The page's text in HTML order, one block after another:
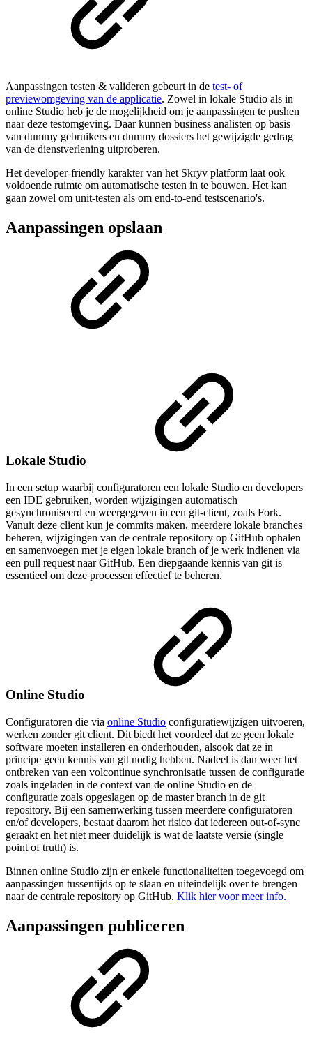
Aanpassingen testen & valideren gebeurt in de test- of
previewomgeving van de applicatie. Zowel in lokale Studio als in
online Studio heb je de mogelijkheid om je aanpassingen te pushen
naar deze testomgeving. Daar kunnen business analisten op basis
van dummy gebruikers en dummy dossiers het gewijzigde gedrag
van de dienstverlening uitproberen.
Het developer-friendly karakter van het Skryv platform laat ook
voldoende ruimte om automatische testen in te bouwen. Het kan
gaan zowel om unit-testen als om end-to-end testscenario's.
Aanpassingen opslaan
Lokale Studio
In een setup waarbij configuratoren een lokale Studio en developers
een IDE gebruiken, worden wijzigingen automatisch
gesynchroniseerd en weergegeven in een git-client, zoals Fork.
Vanuit deze client kun je commits maken, meerdere lokale branches
beheren, wijzigingen van de centrale repository op GitHub ophalen
en samenvoegen met je eigen lokale branch of je werk indienen via
een pull request naar GitHub. Een diepgaande kennis van git is
essentieel om deze processen effectief te beheren.
Online Studio
Configuratoren die via online Studio configuratiewijzigen uitvoeren,
werken zonder git client. Dit biedt het voordeel dat ze geen lokale
software moeten installeren en onderhouden, alsook dat ze in
principe geen kennis van git nodig hebben. Nadeel is dan weer het
ontbreken van een volcontinue synchronisatie tussen de configuratie
zoals ingeladen in de context van de online Studio en de
configuratie zoals opgeslagen op de master branch in de git
repository. Bij een samenwerking tussen meerdere configuratoren
en/of developers, bestaat daarom het risico dat iedereen out-of-sync
geraakt en het niet meer duidelijk is wat de laatste versie (single
point of truth) is.
Binnen online Studio zijn er enkele functionaliteiten toegevoegd om
aanpassingen tussentijds op te slaan en uiteindelijk over te brengen
naar de centrale repository op GitHub. Klik hier voor meer info.
Aanpassingen publiceren